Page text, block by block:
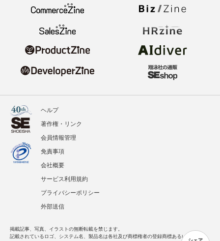
ヘルプ
著作権・リンク
会員情報管理
免責事項
会社概要
サービス利用規約
プライバシーポリシー
外部送信
掲載記事、写真、イラストの無断転載を禁じます。
記載されているロゴ、システム名、製品名は各社及び商標権者の登録商標あるいは商標で